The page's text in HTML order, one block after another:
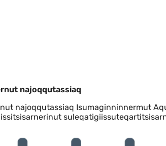
najoqqutassiaq
najoqqutassiaq Isumaginninnermut